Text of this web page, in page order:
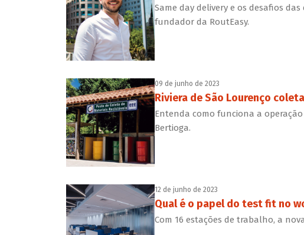
Same day delivery e os desafios
fundador da RoutEasy.
09 de junho de 2023
Riviera de São Lourenço
Entenda como funciona a
Bertioga.
12 de junho de 2023
Qual é o papel do test fit no
Com 16 estações de trabalho, a